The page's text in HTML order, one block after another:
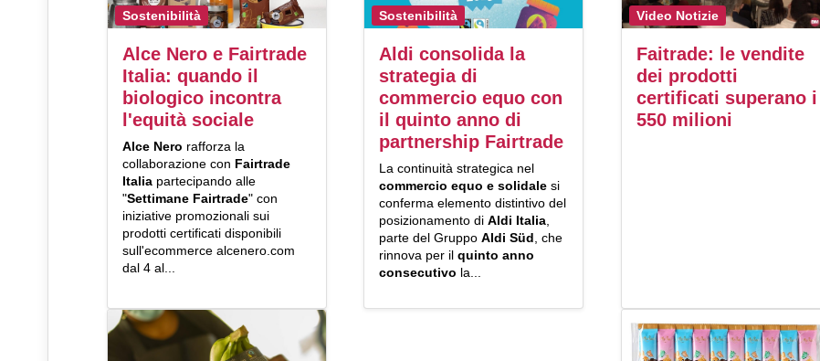
Sostenibilità
Alce Nero e Fairtrade
Italia: quando il
biologico incontra
l'equità sociale
Alce Nero rafforza la
collaborazione con Fairtrade
Italia partecipando alle
"Settimane Fairtrade" con
iniziative promozionali sui
prodotti certificati disponibili
sull'ecommerce alcenero.com
dal 4 al...
Sostenibilità
Aldi consolida la
strategia di
commercio equo con
il quinto anno di
partnership Fairtrade
La continuità strategica nel
commercio equo e solidale si
conferma elemento distintivo del
posizionamento diAldi Italia,
parte del GruppoAldi Süd, che
rinnova per ilquinto anno
consecutivo la...
Video Notizie
Faitrade: le vendite
dei prodotti
certificati superano i
550 milioni